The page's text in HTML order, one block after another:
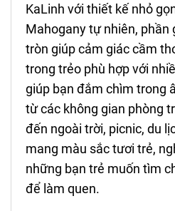
KaLinh với thiết kế nhỏ
Mahogany tự nhiên, phần
tròn giúp cảm giác cầm
trong trẻo phù hợp với
giúp bạn đắm chìm trong
từ các không gian phòng
đến ngoài trời, picnic, du
mang màu sắc tươi trẻ,
những bạn trẻ muốn tìm
để làm quen.